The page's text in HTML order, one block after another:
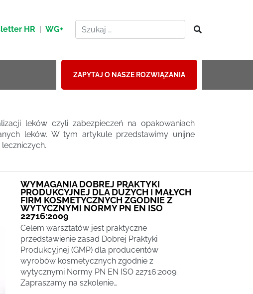
HR | WG+
ZAPYTAJ O NASZE ROZWIĄZANIA
leków czyli zabezpieczeń na opakowaniach
leków. W tym artykule przedstawimy unijne
WYMAGANIA DOBREJ PRAKTYKI
PRODUKCYJNEJ DLA DUŻYCH I MAŁYCH
FIRM KOSMETYCZNYCH ZGODNIE Z
WYTYCZNYMI NORMY PN EN ISO
22716:2009
Celem warsztatów jest praktyczne
przedstawienie zasad Dobrej Praktyki
Produkcyjnej (GMP) dla producentów
wyrobów kosmetycznych zgodnie z
wytycznymi Normy PN EN ISO 22716:2009.
Zapraszamy na szkolenie…